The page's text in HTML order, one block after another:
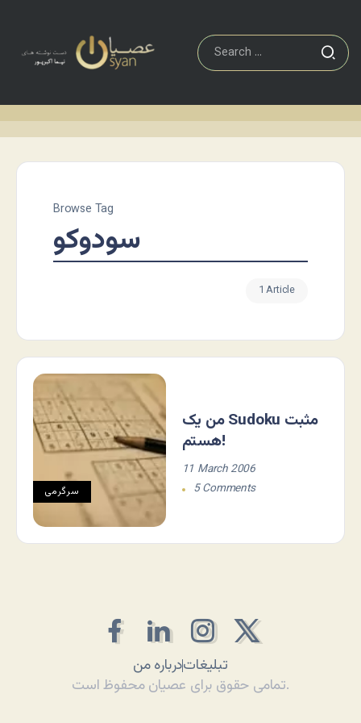
Browse Tag
سودوکو
1 Article
سرگرمی
من یک Sudoku مثبت
هستم!
11 March 2006
5 Comments
درباره منتبلیغات
تمامی حقوق برای عصیان محفوظ است.